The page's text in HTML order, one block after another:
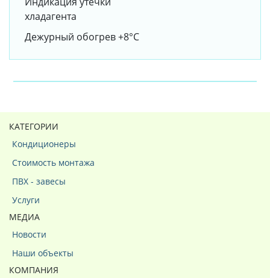
хладагента
Дежурный обогрев +8°С
КАТЕГОРИИ
Кондиционеры
Стоимость монтажа
ПВХ - завесы
Услуги
МЕДИА
Новости
Наши объекты
КОМПАНИЯ